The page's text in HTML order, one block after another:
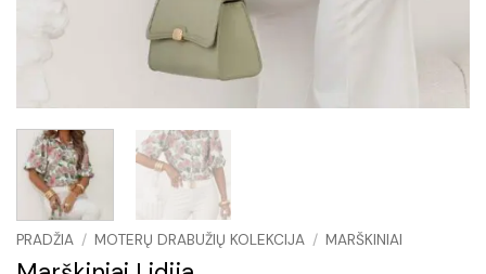
PRADŽIA / MOTERŲ DRABUŽIŲ KOLEKCIJA / MARŠKINIAI